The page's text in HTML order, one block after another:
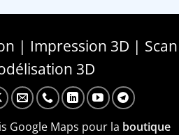
| Impression 3D | Scan
3D
Google Maps pour la boutique